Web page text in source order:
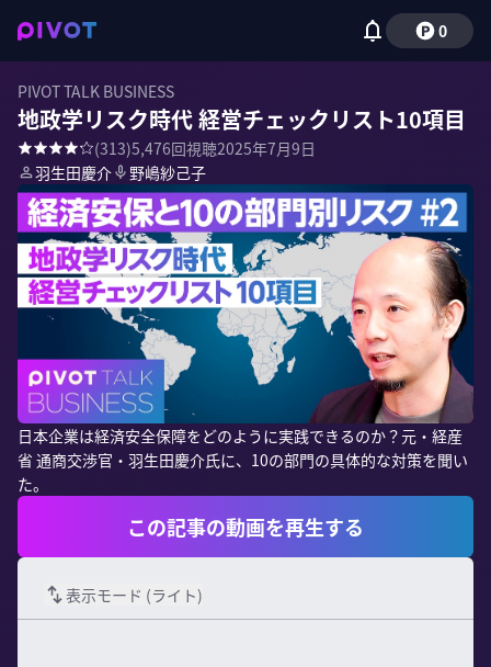
0
PIVOT TALK BUSINESS
地政学リスク時代 経営チェックリスト10項目
(313)5,476回視聴2025年7月9日
羽生田慶介
野嶋紗己子
日本企業は経済安全保障をどのように実践できるのか？元・経産
省 通商交渉官・羽生田慶介氏に、10の部門の具体的な対策を聞い
た。
この記事の動画を再生する
表示モード (ライト)